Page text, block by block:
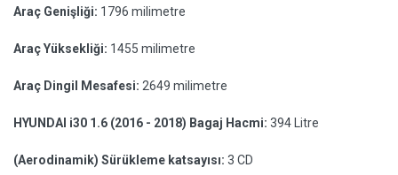
Araç Genişliği: 1796 milimetre
Araç Yüksekliği: 1455 milimetre
Araç Dingil Mesafesi: 2649 milimetre
HYUNDAI i30 1.6 (2016 - 2018) Bagaj Hacmi: 394 Litre
(Aerodinamik) Sürükleme katsayısı: 3 CD